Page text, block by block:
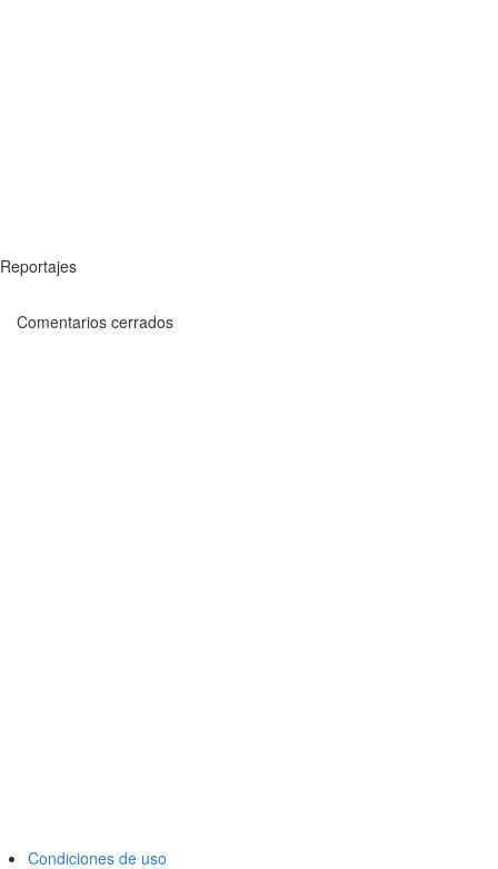
Reportajes
Comentarios cerrados
Condiciones de uso